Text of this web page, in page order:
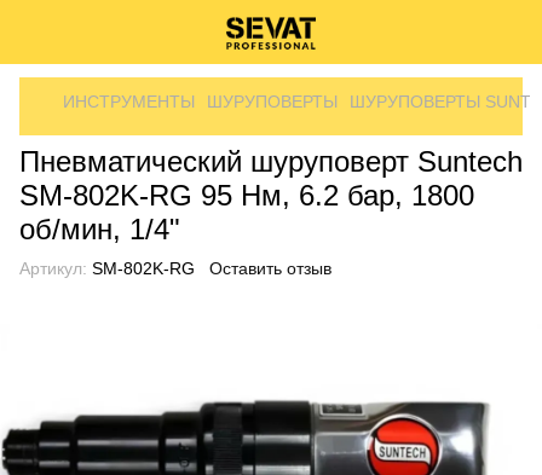
ИНСТРУМЕНТЫ ШУРУПОВЕРТЫ ШУРУПОВЕРТЫ
Пневматический шуруповерт Suntech
SM-802K-RG 95 Нм, 6.2 бар, 1800
об/мин, 1/4"
Артикул: SM-802K-RG Оставить отзыв